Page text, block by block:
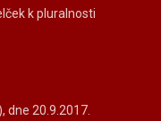
k pluralnosti
20.9.2017.